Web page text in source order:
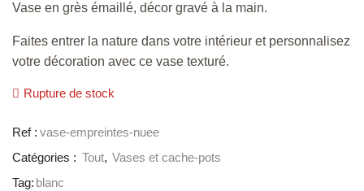
Vase en grès émaillé, décor gravé à la main.
Faites entrer la nature dans votre intérieur et personnalisez
votre décoration avec ce vase texturé.
Rupture de stock
Ref : vase-empreintes-nuee
Catégories : Tout, Vases et cache-pots
Tag: blanc